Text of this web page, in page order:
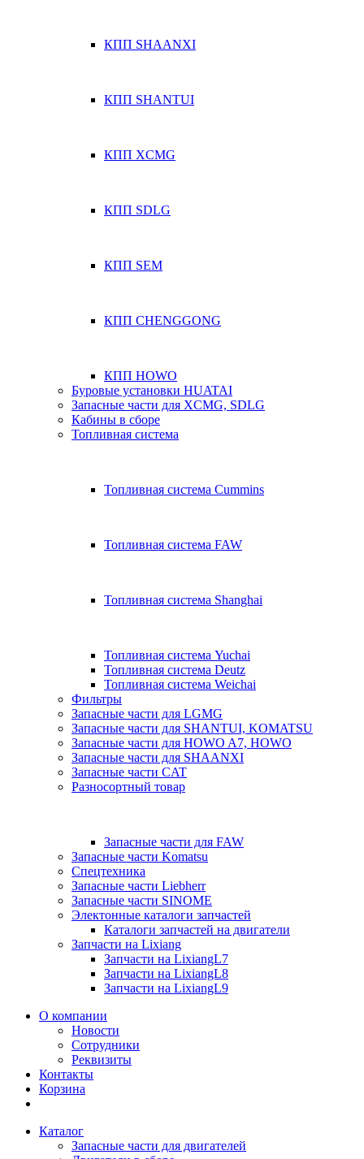
КПП SHAANXI
КПП SHANTUI
КПП XCMG
КПП SDLG
КПП SEM
КПП CHENGGONG
КПП HOWO
Буровые установки HUATAI
Запасные части для XCMG, SDLG
Кабины в сборе
Топливная система
Топливная система Cummins
Топливная система FAW
Топливная система Shanghai
Топливная система Yuchai
Топливная система Deutz
Топливная система Weichai
Фильтры
Запасные части для LGMG
Запасные части для SHANTUI, KOMATSU
Запасные части для HOWO A7, HOWO
Запасные части для SHAANXI
Запасные части CAT
Разносортный товар
Запасные части для FAW
Запасные части Komatsu
Спецтехника
Запасные части Liebherr
Запасные части SINOME
Электонные каталоги запчастей
Каталоги запчастей на двигатели
Запчасти на Lixiang
Запчасти на LixiangL7
Запчасти на LixiangL8
Запчасти на LixiangL9
О компании
Новости
Сотрудники
Реквизиты
Контакты
Корзина
Каталог
Запасные части для двигателей